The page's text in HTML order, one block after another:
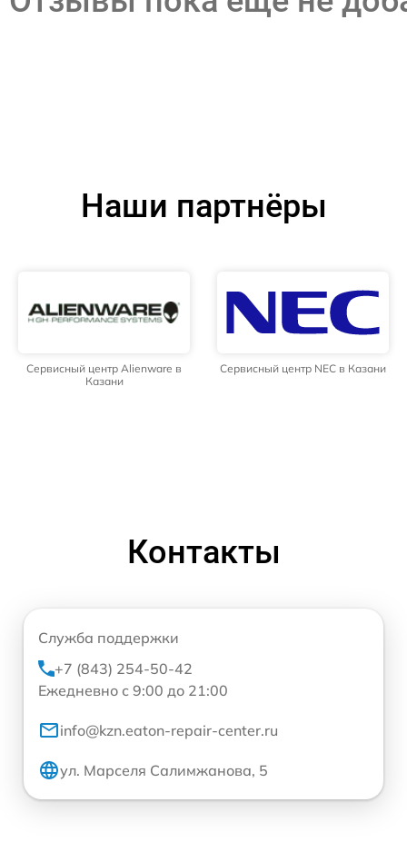
Наши партнёры
Сервисный центр Alienware в
Казани
Сервисный центр NEC в Казани
Контакты
Служба поддержки
+7 (843) 254-50-42
Ежедневно с 9:00 до 21:00
info@kzn.eaton-repair-center.ru
ул. Марселя Салимжанова, 5